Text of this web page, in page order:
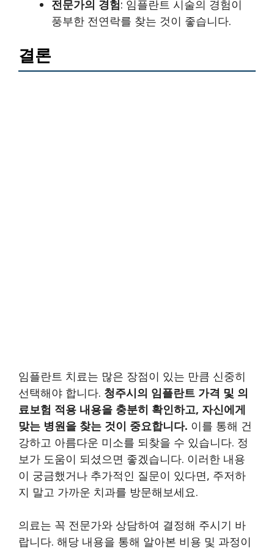
전문가의 경험: 임플란트 시술의 경험이
풍부한 전연락를 찾는 것이 좋습니다.
결론
임플란트 치료는 많은 장점이 있는 만큼 신중히
선택해야 합니다. 청주시의 임플란트 가격 및 의
료보험 적용 내용을 충분히 확인하고, 자신에게
맞는 병원을 찾는 것이 중요합니다. 이를 통해 건
강하고 아름다운 미소를 되찾을 수 있습니다. 정
보가 도움이 되셨으면 좋겠습니다. 이러한 내용
이 궁금했거나 추가적인 질문이 있다면, 주저하
지 말고 가까운 치과를 방문해보세요.
의료는 꼭 전문가와 상담하여 결정해 주시기 바
랍니다. 해당 내용을 통해 알아본 비용 및 과정이